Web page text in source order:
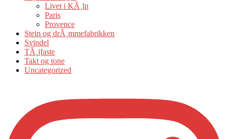
Livet i KÃ¸ln
Paris
Provence
Stein og drÃ¸mmefabrikken
Svindel
TÃ¸jfaste
Takt og tone
Uncategorized